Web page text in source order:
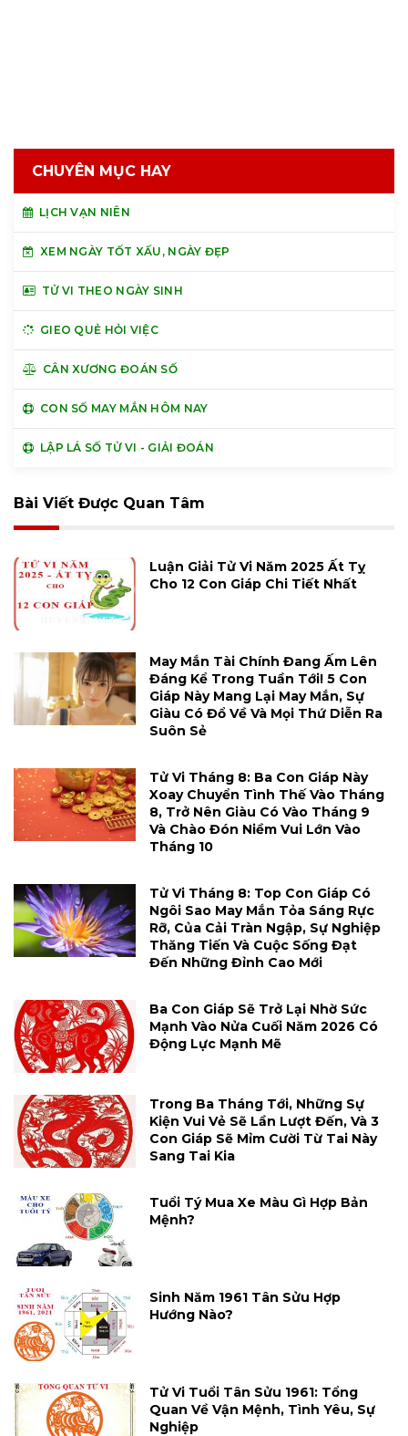
CHUYÊN MỤC HAY
LỊCH VẠN NIÊN
XEM NGÀY TỐT XẤU, NGÀY ĐẸP
TỬ VI THEO NGÀY SINH
GIEO QUẺ HỎI VIỆC
CÂN XƯƠNG ĐOÁN SỐ
CON SỐ MAY MẮN HÔM NAY
LẬP LÁ SỐ TỬ VI - GIẢI ĐOÁN
Bài Viết Được Quan Tâm
Luận Giải Tử Vi Năm 2025 Ất Tỵ
Cho 12 Con Giáp Chi Tiết Nhất
May Mắn Tài Chính Đang Ấm Lên
Đáng Kể Trong Tuần Tới! 5 Con
Giáp Này Mang Lại May Mắn, Sự
Giàu Có Đổ Về Và Mọi Thứ Diễn Ra
Suôn Sẻ
Tử Vi Tháng 8: Ba Con Giáp Này
Xoay Chuyển Tình Thế Vào Tháng
8, Trở Nên Giàu Có Vào Tháng 9
Và Chào Đón Niềm Vui Lớn Vào
Tháng 10
Tử Vi Tháng 8: Top Con Giáp Có
Ngôi Sao May Mắn Tỏa Sáng Rực
Rỡ, Của Cải Tràn Ngập, Sự Nghiệp
Thăng Tiến Và Cuộc Sống Đạt
Đến Những Đỉnh Cao Mới
Ba Con Giáp Sẽ Trở Lại Nhờ Sức
Mạnh Vào Nửa Cuối Năm 2026 Có
Động Lực Mạnh Mẽ
Trong Ba Tháng Tới, Những Sự
Kiện Vui Vẻ Sẽ Lần Lượt Đến, Và 3
Con Giáp Sẽ Mỉm Cười Từ Tai Này
Sang Tai Kia
Tuổi Tý Mua Xe Màu Gì Hợp Bản
Mệnh?
Sinh Năm 1961 Tân Sửu Hợp
Hướng Nào?
Tử Vi Tuổi Tân Sửu 1961: Tổng
Quan Về Vận Mệnh, Tình Yêu, Sự
Nghiệp